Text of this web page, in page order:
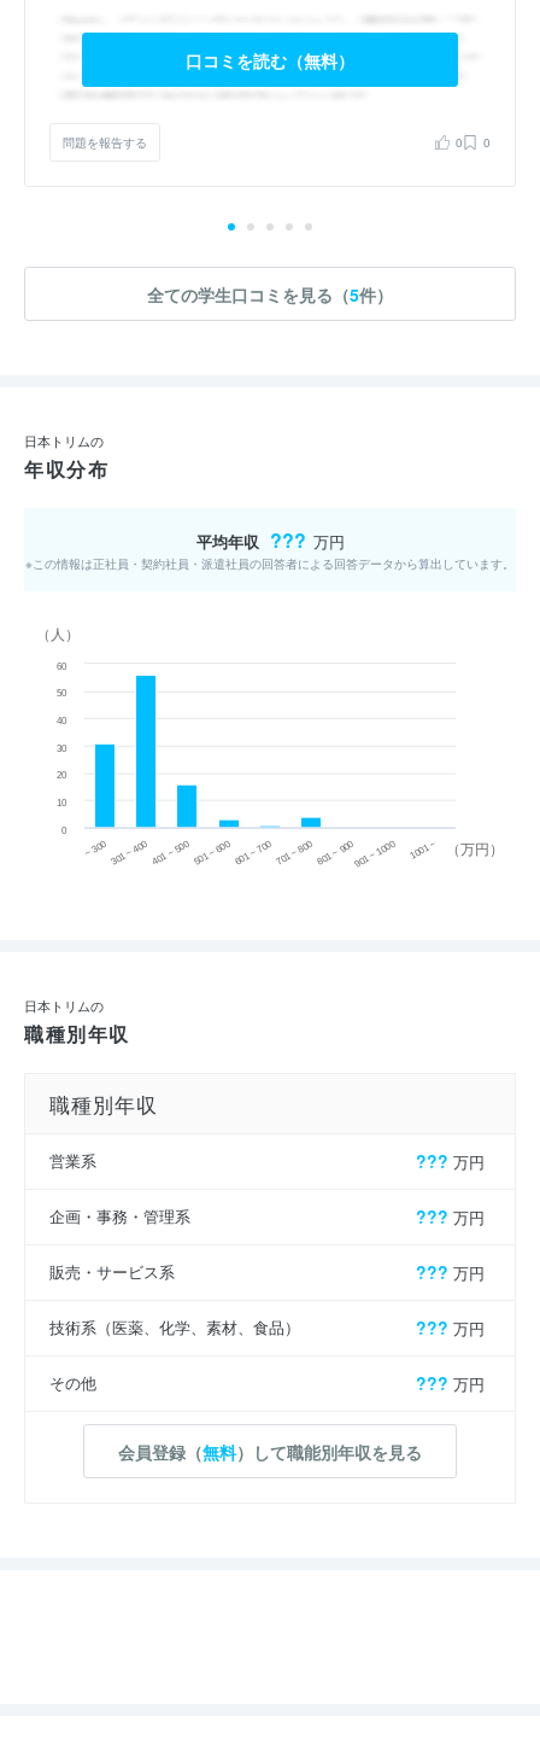
口コミを読む（無料）
問題を報告する 0 0
全ての学生口コミを見る（5件）
日本トリムの
年収分布
平均年収 ??? 万円
※この情報は正社員・契約社員・派遣社員の回答者による回答データから算出しています。
（万円）
（人）
~ 300 301 ~ 400 401 ~ 500501 ~ 600601 ~ 700701 ~ 800801 ~ 900901 ~ 1000 1001 ~
0
10
20
30
40
50
60
日本トリムの
職種別年収
職種別年収
営業系 ??? 万円
企画・事務・管理系 ??? 万円
販売・サービス系 ??? 万円
技術系（医薬、化学、素材、食品） ??? 万円
その他 ??? 万円
会員登録（無料）して職能別年収を見る